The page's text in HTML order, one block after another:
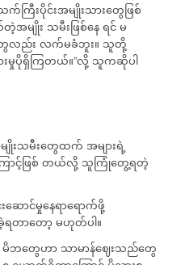
ကြီးပိုင်းအမျိုးသားတွေဖြစ်
မျိုး သမီးဖြစ်နေ ရင် မ
တွေလည်း လက်မခံဘူး။ သူတို့
ားမှုပိုရှိကြတယ်။”လို့ သူကဆိုပါ
းသမီးတွေထက် အများရဲ့
ောင့်ဖြစ် တယ်လို့ သူကြုံတွေ့ရတဲ့
ာင်မှုနေရာရောက်ဖို့
ာတော့ မဟုတ်ပါ။
ဘတွေဟာ သာမာန်ဈေးသည်တွေ